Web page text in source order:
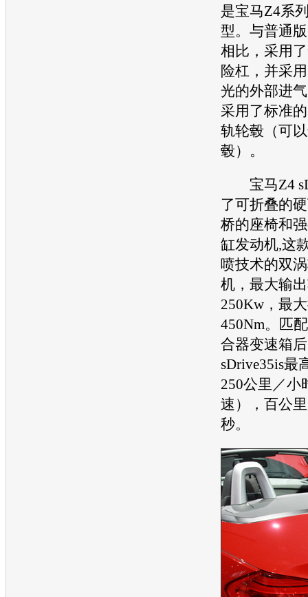
是宝马Z4系
型。与普通
相比，采用
险杠，并采
光的外部进
采用了标准
轨轮毂（可
毂）。
宝马Z4
了可折叠的
桥的座椅和
缸发动机,这
喷技术的双
机 ，最大输
250Kw，最
450Nm。匹
合器变速箱
sDrive35is最
250公里／小
速），百公
秒。